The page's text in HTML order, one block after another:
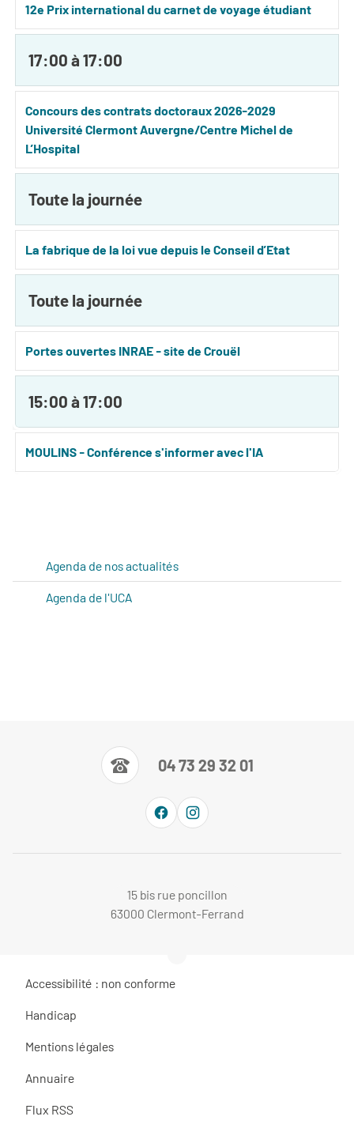
12e Prix international du carnet de voyage étudiant
17:00 à 17:00
Concours des contrats doctoraux 2026-2029
Université Clermont Auvergne/Centre Michel de
L’Hospital
Toute la journée
La fabrique de la loi vue depuis le Conseil d’Etat
Toute la journée
Portes ouvertes INRAE - site de Crouël
15:00 à 17:00
MOULINS - Conférence s'informer avec l'IA
Agenda de nos actualités
Agenda de l'UCA
04 73 29 32 01
15 bis rue poncillon
63000 Clermont-Ferrand
Accessibilité : non conforme
Handicap
Mentions légales
Annuaire
Flux RSS